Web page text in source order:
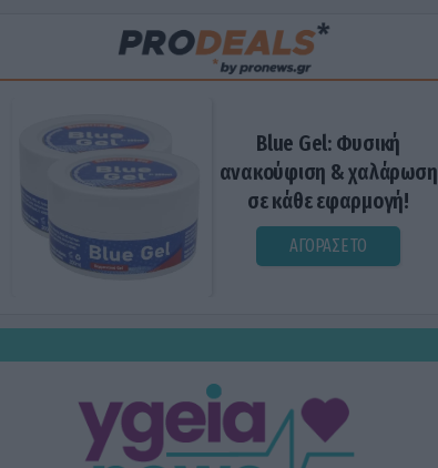
Blue Gel: Φυσική
ανακούφιση & χαλάρωση
σε κάθε εφαρμογή!
ΑΓΟΡΑΣΕ ΤΟ